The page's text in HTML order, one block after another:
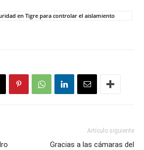
en Tigre para controlar el aislamiento
Artículo siguiente
Gracias a las cámaras del